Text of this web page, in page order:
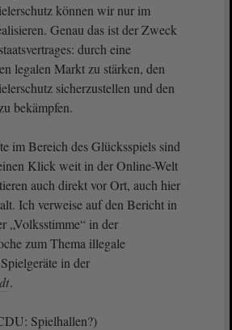
können wir nur im
Genau das ist der Zweck
durch eine
legalen Markt zu stärken, den
sicherzustellen und den
bekämpfen.
im Bereich des Glücksspiels sind
Klick weit in der Online-Welt
auch direkt vor Ort, auch hier
Ich verweise auf den Bericht in
„Volksstimme“ in der
zum Thema illegale
in der
.
Spielhallen?)